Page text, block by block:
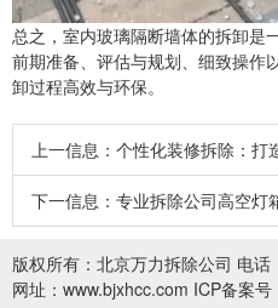
总之，室内玻璃隔断墙体的拆卸是
前期准备、评估与规划、细致操作
卸过程高效与环保。
上一信息： 个性化装修拆除：打
下一信息： 专业拆除公司高空灯
版权所有： 北京万力拆除公司 电话
网址：www.bjxhcc.com ICP备案号